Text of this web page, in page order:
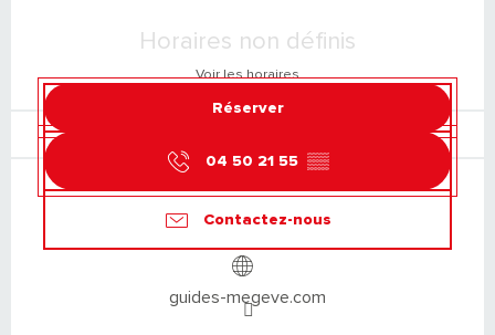
Horaires non définis
Voir les horaires
Réserver
04 50 21 55 ▒▒
Contactez-nous
guides-megeve.com